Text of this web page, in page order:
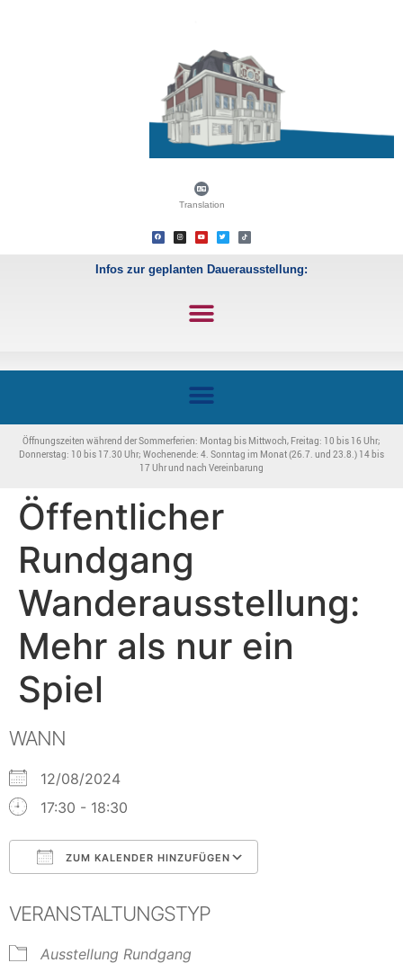
Translation
Infos zur geplanten Dauerausstellung:
Öffnungszeiten während der Sommerferien: Montag bis Mittwoch, Freitag: 10 bis 16 Uhr;
Donnerstag: 10 bis 17.30 Uhr; Wochenende: 4. Sonntag im Monat (26.7. und 23.8.) 14 bis
17 Uhr und nach Vereinbarung
Öffentlicher
Rundgang
Wanderausstellung:
Mehr als nur ein
Spiel
WANN
12/08/2024
17:30 - 18:30
ZUM KALENDER HINZUFÜGEN
VERANSTALTUNGSTYP
Ausstellung Rundgang